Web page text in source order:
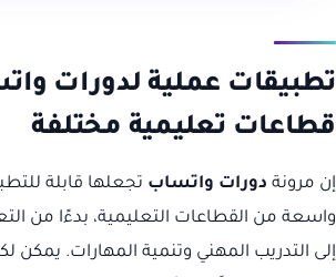
تطبيقات عملية لدورات
قطاعات تعليمية مختلفة
إن مرونة دورات واتساب تجعلها قابلة
واسعة من القطاعات التعليمية، بدءًا من
إلى التدريب المهني وتنمية المهارات. يمكن